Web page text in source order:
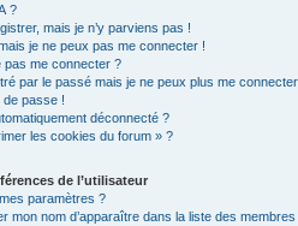
?
mais je n’y parviens pas !
je ne peux pas me connecter !
pas me connecter ?
par le passé mais je ne peux plus me
de passe !
déconnecté ?
les cookies du forum » ?
de l’utilisateur
paramètres ?
mon nom d’apparaître dans la liste des